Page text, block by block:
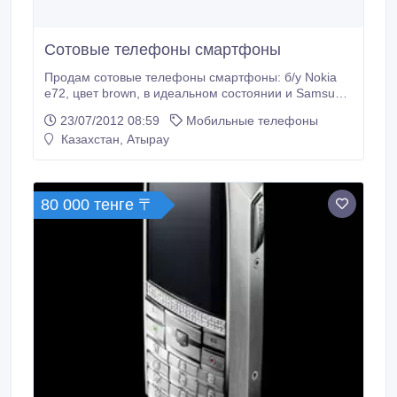
Сотовые телефоны смартфоны
Продам сотовые телефоны смартфоны: б/у Nokia
e72, цвет brown, в идеальном состоянии и Samsung
23/07/2012 08:59
Мобильные телефоны
Казахстан, Атырау
80 000 тенге 〒